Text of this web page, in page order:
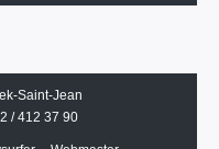
Saint-Jean
/ 412 37 90